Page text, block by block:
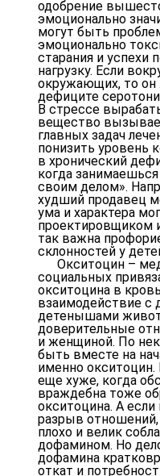
одобрение
эмоционально
могут быть
эмоционально
старания и успехи
нагрузку. Если
окружающих, то он
дефиците
В стрессе
вещество
главных задач
понизить уровень
в хронический
когда
своим делом».
худший продавец
ума и характера
проектировщиком
так важна
склонностей у
Окситоцин –
социальных
окситоцина в
взаимодействие с
детенышами
доверительные
и женщиной. По
быть вместе на
именно окситоцин.
еще хуже, когда
враждебна тоже
окситоцина. А если
разрыв
плохо и велик
дофамином. Но
дофамина
откат и